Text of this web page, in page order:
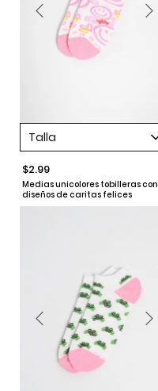
Talla
$2.99
Medias unicolores tobilleras con
diseños de caritas felices